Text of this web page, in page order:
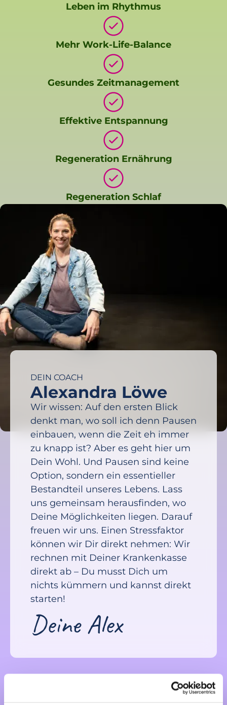
Leben im Rhythmus
Mehr Work-Life-Balance
Gesundes Zeitmanagement
Effektive Entspannung
Regeneration Ernährung
Regeneration Schlaf
DEIN COACH
Alexandra Löwe
Wir wissen: Auf den ersten Blick
denkt man, wo soll ich denn Pausen
einbauen, wenn die Zeit eh immer
zu knapp ist? Aber es geht hier um
Dein Wohl. Und Pausen sind keine
Option, sondern ein essentieller
Bestandteil unseres Lebens. Lass
uns gemeinsam herausfinden, wo
Deine Möglichkeiten liegen. Darauf
freuen wir uns. Einen Stressfaktor
können wir Dir direkt nehmen: Wir
rechnen mit Deiner Krankenkasse
direkt ab – Du musst Dich um
nichts kümmern und kannst direkt
starten!
Deine Alex
Nix für Dich? Hier findest